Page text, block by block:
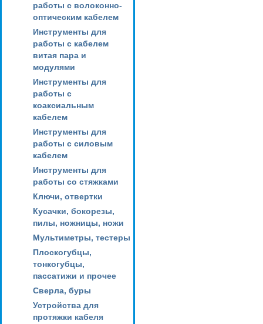
работы с волоконно-
оптическим кабелем
Инструменты для
работы с кабелем
витая пара и
модулями
Инструменты для
работы с
коаксиальным
кабелем
Инструменты для
работы с силовым
кабелем
Инструменты для
работы со стяжками
Ключи, отвертки
Кусачки, бокорезы,
пилы, ножницы, ножи
Мультиметры, тестеры
Плоскогубцы,
тонкогубцы,
пассатижи и прочее
Сверла, буры
Устройства для
протяжки кабеля